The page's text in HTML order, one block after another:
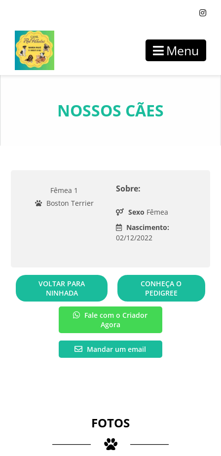
Menu
NOSSOS CÃES
Fêmea 1
Boston Terrier
Sobre:
Sexo Fêmea
Nascimento:
02/12/2022
VOLTAR PARA
NINHADA
CONHEÇA O
PEDIGREE
Fale com o Criador
Agora
Mandar um email
FOTOS